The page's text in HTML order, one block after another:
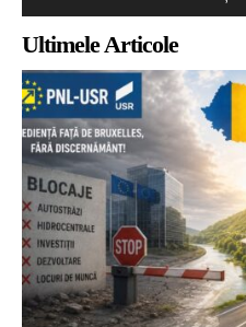
Ultimele Articole